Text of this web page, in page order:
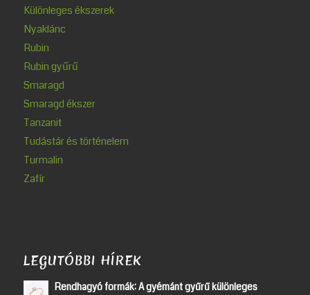
Különleges ékszerek
Nyaklánc
Rubin
Rubin gyűrű
Smaragd
Smaragd ékszer
Tanzanit
Tudástár és történelem
Turmalin
Zafír
LEGUTÓBBI HÍREK
Rendhagyó formák: A gyémánt gyűrű különleges